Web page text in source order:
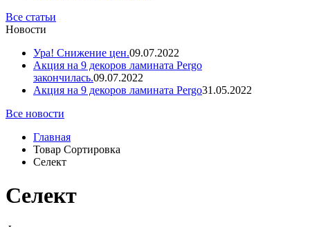
Все статьи
Новости
Ура! Снижение цен.09.07.2022
Акция на 9 декоров ламината Pergo
закончилась.09.07.2022
Акция на 9 декоров ламината Pergo31.05.2022
Все новости
Главная
Товар Сортировка
Селект
Селект